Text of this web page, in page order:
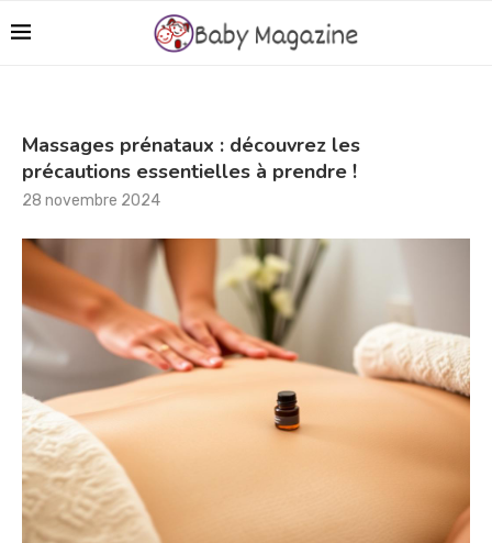
Massages prénataux : découvrez les
précautions essentielles à prendre !
28 novembre 2024